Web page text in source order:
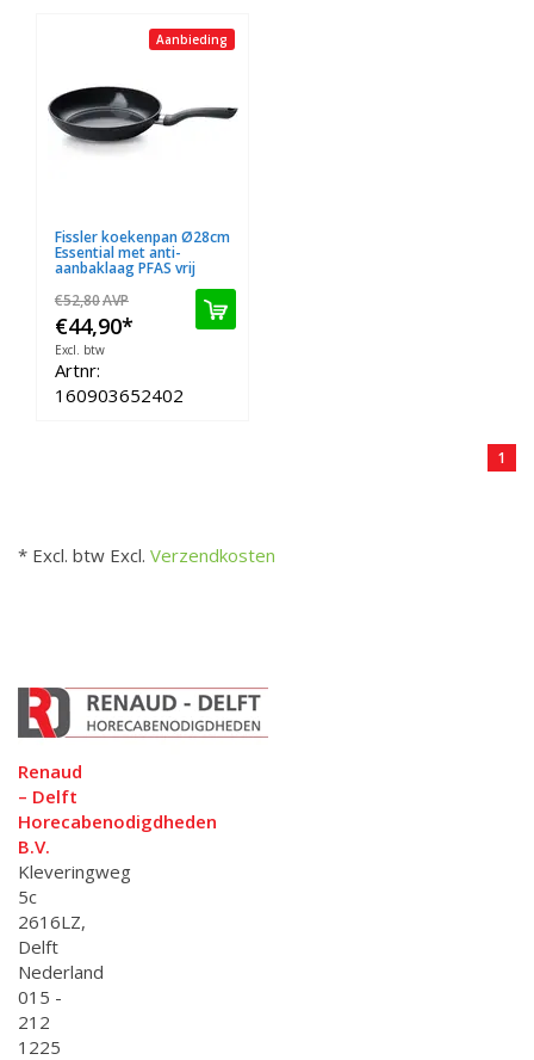
Aanbieding
Fissler koekenpan Ø28cm
Essential met anti-
aanbaklaag PFAS vrij
€52,80AVP
€44,90*
Excl. btw
Artnr:
160903652402
1
* Excl. btw Excl. Verzendkosten
Renaud
– Delft
Horecabenodigdheden
B.V.
Kleveringweg
5c
2616LZ,
Delft
Nederland
015 -
212
1225